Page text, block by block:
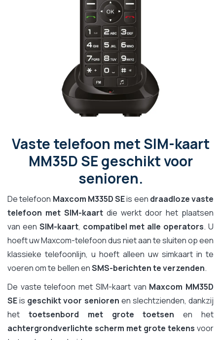
Vaste telefoon met SIM-kaart
MM35D SE geschikt voor
senioren.
De telefoon Maxcom M335D SEis een draadloze vaste
telefoon met SIM-kaart die werkt door het plaatsen
van een SIM-kaart, compatibel met alle operators. U
hoeft uw Maxcom-telefoon dus niet aan te sluiten op een
klassieke telefoonlijn, u hoeft alleen uw simkaart in te
voeren om te bellen enSMS-berichten te verzenden.
De vaste telefoon met SIM-kaart van Maxcom MM35D
SEis geschikt voor senioren en slechtzienden, dankzij
het toetsenbord met grote toetsen en het
achtergrondverlichte scherm met grote tekens voor